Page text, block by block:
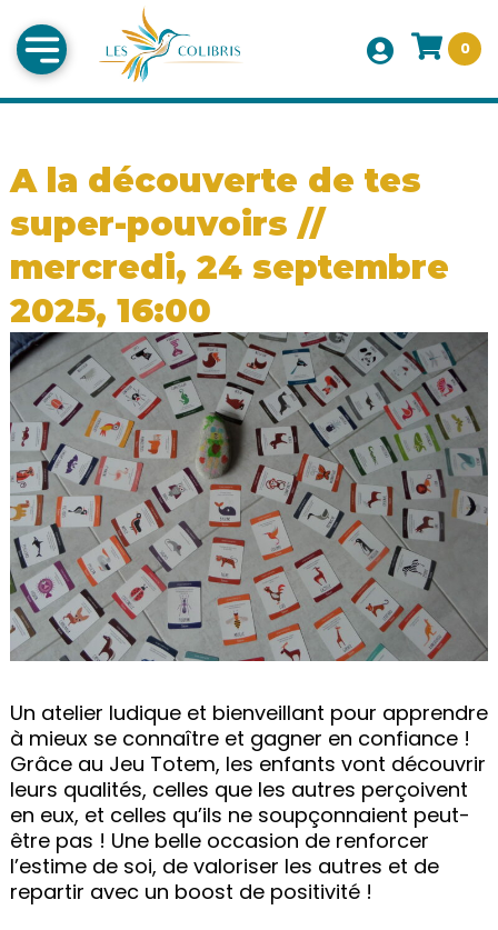
0
A la découverte de tes
super-pouvoirs //
mercredi, 24 septembre
2025, 16:00
Un atelier ludique et bienveillant pour apprendre
à mieux se connaître et gagner en confiance !
Grâce au Jeu Totem, les enfants vont découvrir
leurs qualités, celles que les autres perçoivent
en eux, et celles qu’ils ne soupçonnaient peut-
être pas ! Une belle occasion de renforcer
l’estime de soi, de valoriser les autres et de
repartir avec un boost de positivité !